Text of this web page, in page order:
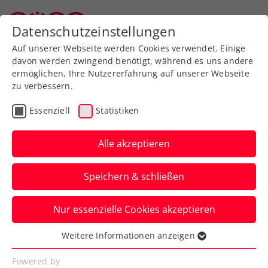
Zurück zur Newsübersicht
Turniere
Sparkasse Salzburg Open
2024 presented by
Reform: Talentproben der
ÖTV-Asse
Dennoch ereilt Manuel Lazic, Matthias
Ujvary und Syl Gaxherri das Aus in der
ersten Qualifikationsrunde.
Datenschutzeinstellungen
Auf unserer Webseite werden Cookies verwendet. Einige
davon werden zwingend benötigt, während es uns andere
ermöglichen, Ihre Nutzererfahrung auf unserer Webseite
zu verbessern.
Essenziell Statistiken
Alle akzeptieren
Speichern & schließen
Nur essenzielle Cookies akzeptieren
Essenziell
Essenzielle Cookies werden für grundlegende
Weitere Informationen anzeigen
Powered by